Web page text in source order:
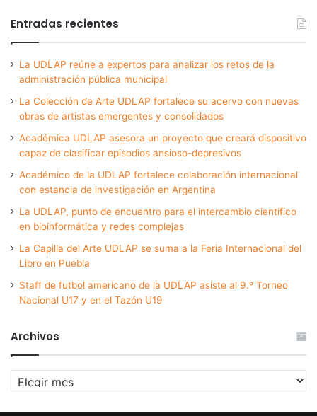
Entradas recientes
La UDLAP reúne a expertos para analizar los retos de la
administración pública municipal
La Colección de Arte UDLAP fortalece su acervo con nuevas
obras de artistas emergentes y consolidados
Académica UDLAP asesora un proyecto que creará dispositivo
capaz de clasificar episodios ansioso-depresivos
Académico de la UDLAP fortalece colaboración internacional
con estancia de investigación en Argentina
La UDLAP, punto de encuentro para el intercambio científico
en bioinformática y redes complejas
La Capilla del Arte UDLAP se suma a la Feria Internacional del
Libro en Puebla
Staff de futbol americano de la UDLAP asiste al 9.º Torneo
Nacional U17 y en el Tazón U19
Archivos
Archivos